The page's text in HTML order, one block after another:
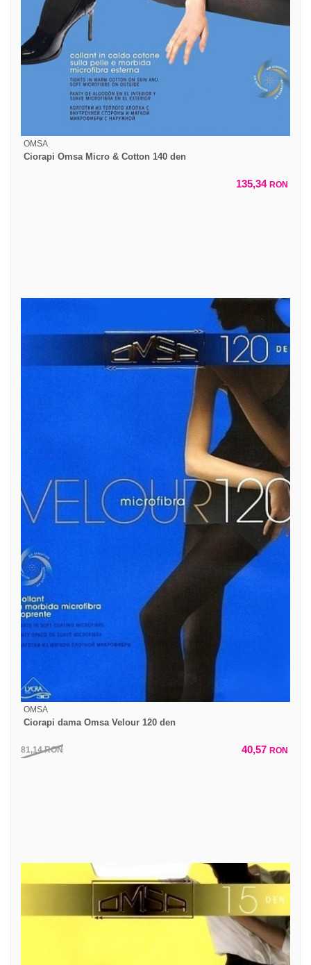
OMSA
Ciorapi Omsa Micro & Cotton 140 den
135,34 RON
OMSA
Ciorapi dama Omsa Velour 120 den
81,14RON 40,57 RON